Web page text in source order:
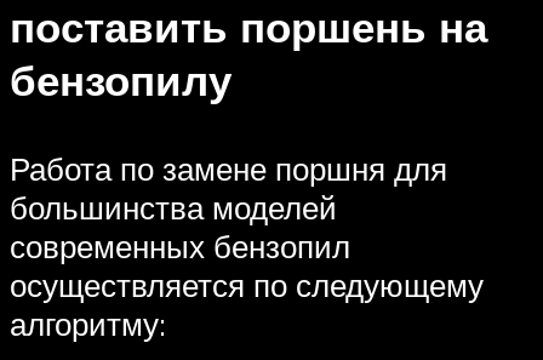
поставить поршень на
бензопилу
Работа по замене поршня для
большинства моделей
современных бензопил
осуществляется по следующему
алгоритму: